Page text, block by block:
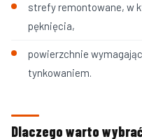
strefy remontowane, w
pęknięcia,
powierzchnie
tynkowaniem.
Dlaczego warto